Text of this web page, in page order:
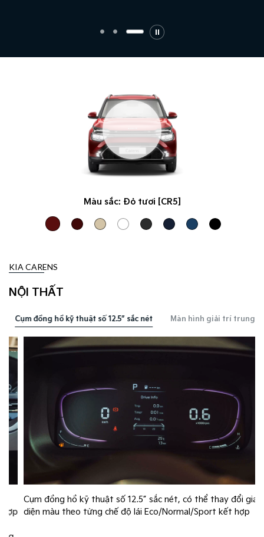
Màu sắc: Đỏ tươi [CR5]
KIA CARENS
NỘI THẤT
Cụm đồng hồ kỹ thuật số 12.5” sắc nét Màn hình giải trí trung
Cụm đồng hồ kỹ thuật số 12.5” sắc nét, có thể thay đổi giao
diện màu theo từng chế độ lái Eco/Normal/Sport kết hợp